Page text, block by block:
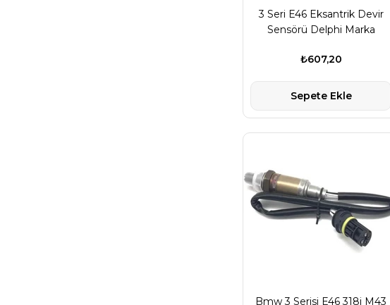
3 Seri E46 Eksantrik Devir
Sensörü Delphi Marka
₺607,20
Sepete Ekle
Bmw 3 Serisi E46 318i M43